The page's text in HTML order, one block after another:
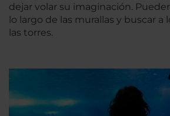
dejar volar su imaginación.
lo largo de las murallas y buscar a
las torres.